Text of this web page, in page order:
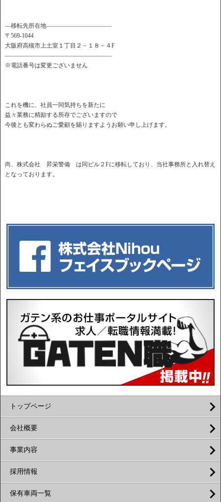
—移転先所在地———————————
〒569-1044
大阪府高槻市上土室１丁目２－１８－４F
——————————————————
※電話番号は変更ございません
これを機に、社員一同気持ちを新たに
益々業務に精励する所存でございますので
今後とも変わらぬご愛顧を賜りますようお願い申し上げます。
尚、株式会社 昇栄警備 は同ビル２Fに移転しており、当社事務所と入れ替え
となっております。
トップページ
会社概要
事業内容
採用情報
保有車両一覧